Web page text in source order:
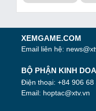
XEMGAME.COM
Email liên hệ:
BỘ PHẬN KINH
Điện thoại: +84 906 68
Email: hoptac@xtv.vn